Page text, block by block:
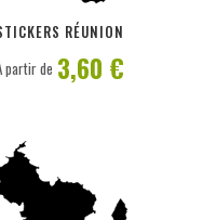
RÉUNION
PERSONNALISER
partir de 3,60 €